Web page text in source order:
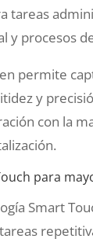
tareas
y procesos
permite
y
con la
para
Smart